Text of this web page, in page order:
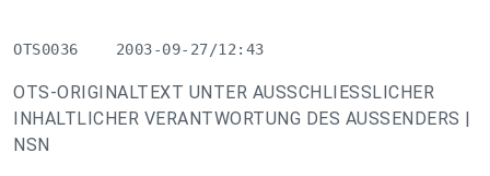
OTS0036    2003-09-27/12:43
OTS-ORIGINALTEXT UNTER AUSSCHLIESSLICHER
INHALTLICHER VERANTWORTUNG DES AUSSENDERS |
NSN